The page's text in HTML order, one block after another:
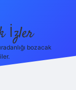
İzler
bozacak